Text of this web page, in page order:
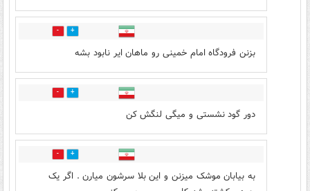
12
بزنن فرودگاه امام خمینی رو ماهان ایر نابود بشه
7
دور گود نشستی و میگی لنگش کن
5
به بیابان موشک میزنن و این بلا سرشون میارن . اگر یک